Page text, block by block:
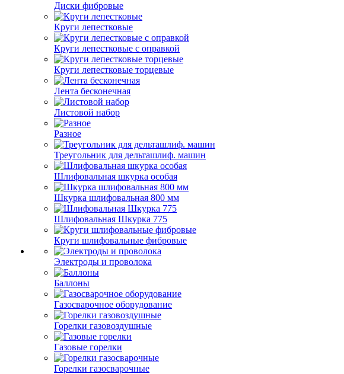
Диски фибровые
Круги лепестковые
Круги лепестковые с оправкой
Круги лепестковые торцевые
Лента бесконечная
Листовой набор
Разное
Треугольник для дельташлиф. машин
Шлифовальная шкурка особая
Шкурка шлифовальная 800 мм
Шлифовальная Шкурка 775
Круги шлифовальные фибровые
Электроды и проволока
Баллоны
Газосварочное оборудование
Горелки газовоздушные
Газовые горелки
Горелки газосварочные